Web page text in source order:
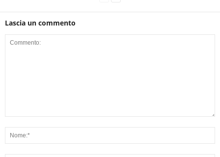
Lascia un commento